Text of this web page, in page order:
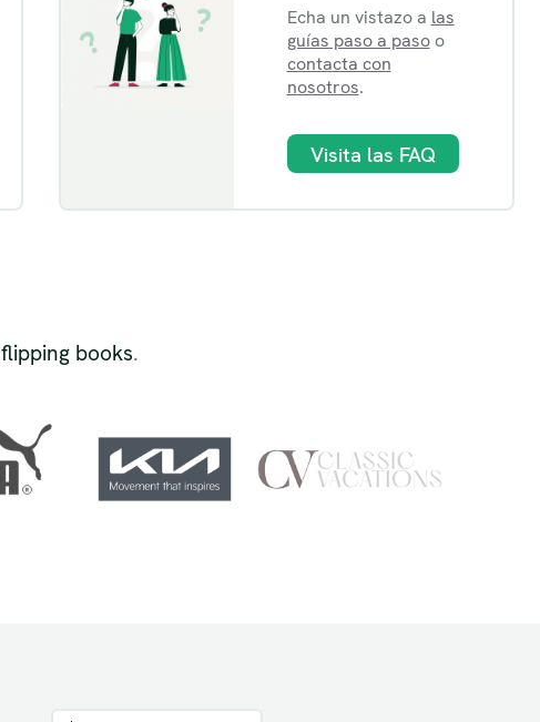
Echa un vistazo a las
guías paso a pasoo
contacta con
nosotros.
Visita las FAQ
flipping books.